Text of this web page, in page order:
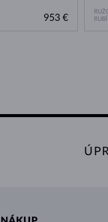
953 €